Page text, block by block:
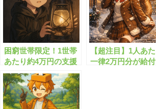
困窮世帯限定！1世帯
あたり約4万円の支援
金がもらえます
【超注目】1人あた
一律2万円分が給